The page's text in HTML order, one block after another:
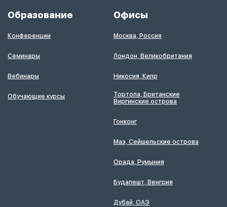
Образование
Конференции
Семинары
Вебинары
Обучающие курсы
Офисы
Москва, Россия
Лондон, Великобритания
Никосия, Кипр
Тортола, Британские
Виргинские острова
Гонконг
Маэ, Сейшельские острова
Орада, Румыния
Будапешт, Венгрия
Дубай, ОАЭ